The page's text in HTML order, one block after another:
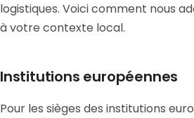
logistiques. Voici comment nous
à votre contexte local.
Institutions européennes
Pour les sièges des institutions